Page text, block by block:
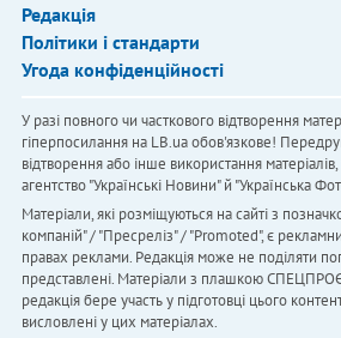
Редакція
Політики і стандарти
Угода конфіденційності
У разі повного чи часткового відтворення
гіперпосилання на LB.ua обов'язкове!
відтворення або інше використання
агентство "Українськi Новини" й "Українська
Матеріали, які розміщуються на сайті з
компаній" / "Пресреліз" / "Promoted", є
правах реклами. Редакція може не поділяти
представлені. Матеріали з плашкою
редакція бере участь у підготовці цього
висловлені у цих матеріалах.